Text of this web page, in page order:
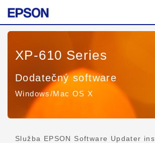
XP-610 Series
Dodatečný software
Windows/Mac OS X
Služba EPSON Software Updater